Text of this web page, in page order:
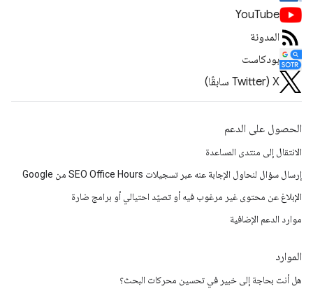
YouTube
المدونة
بودكاست
‫X ‏(Twitter سابقًا)
الحصول على الدعم
الانتقال إلى منتدى المساعدة
إرسال سؤال لنحاول الإجابة عنه عبر تسجيلات SEO Office Hours من Google
الإبلاغ عن محتوى غير مرغوب فيه أو تصيّد احتيالي أو برامج ضارة
موارد الدعم الإضافية
الموارد
هل أنت بحاجة إلى خبير في تحسين محركات البحث؟